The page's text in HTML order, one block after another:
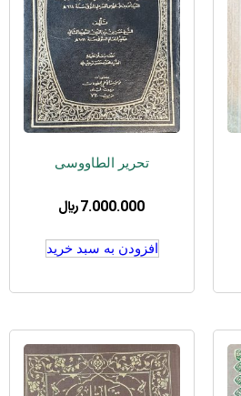
تحریر الطاووسی
7.000.000 ﷼
افزودن به سبد خرید